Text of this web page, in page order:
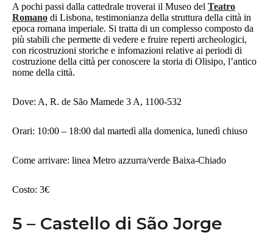
A pochi passi dalla cattedrale troverai il Museo del Teatro
Romano di Lisbona, testimonianza della struttura della città in
epoca romana imperiale. Si tratta di un complesso composto da
più stabili che permette di vedere e fruire reperti archeologici,
con ricostruzioni storiche e infomazioni relative ai periodi di
costruzione della città per conoscere la storia di Olisipo, l’antico
nome della città.
Dove: A, R. de São Mamede 3 A, 1100-532
Orari: 10:00 – 18:00 dal martedì alla domenica, lunedì chiuso
Come arrivare: linea Metro azzurra/verde Baixa-Chiado
Costo: 3€
5 – Castello di São Jorge